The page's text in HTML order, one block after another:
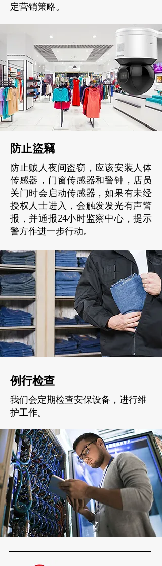
定营销策略。
防止盜竊
防止贼人夜间盗窃，应该安装人体
传感器，门窗传感器和警钟，店员
关门时会启动传感器，如果有未经
授权人士进入，会触发发光有声警
报，并通报24小时监察中心，提示
警方作进一步行动。
例行检查
我们会定期检查安保设备，进行维
护工作。